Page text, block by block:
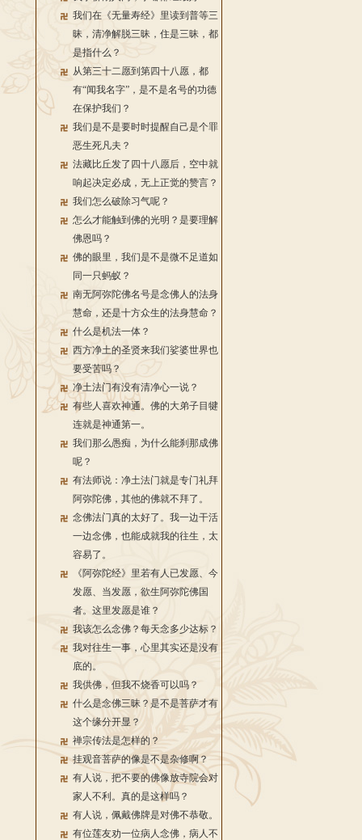
我们在《无量寿经》里读到普等三
昧，清净解脱三昧，住是三昧，都
是指什么？
从第三十二愿到第四十八愿，都
有“闻我名字”，是不是名号的功德
在保护我们？
我们是不是要时时提醒自己是个罪
恶生死凡夫？
法藏比丘发了四十八愿后，空中就
响起决定必成，无上正觉的赞言？
我们怎么破除习气呢？
怎么才能触到佛的光明？是要理解
佛恩吗？
佛的眼里，我们是不是微不足道如
同一只蚂蚁？
南无阿弥陀佛名号是念佛人的法身
慧命，还是十方众生的法身慧命？
什么是机法一体？
西方净土的圣贤来我们娑婆世界也
要受苦吗？
净土法门有没有清净心一说？
有些人喜欢神通。佛的大弟子目犍
连就是神通第一。
我们那么愚痴，为什么能刹那成佛
呢？
有法师说：净土法门就是专门礼拜
阿弥陀佛，其他的佛就不拜了。
念佛法门真的太好了。我一边干活
一边念佛，也能成就我的往生，太
容易了。
《阿弥陀经》里若有人已发愿、今
发愿、当发愿，欲生阿弥陀佛国
者。这里发愿是谁？
我该怎么念佛？每天念多少达标？
我对往生一事，心里其实还是没有
底的。
我供佛，但我不烧香可以吗？
什么是念佛三昧？是不是菩萨才有
这个缘分开显？
禅宗传法是怎样的？
挂观音菩萨的像是不是杂修啊？
有人说，把不要的佛像放寺院会对
家人不利。真的是这样吗？
有人说，佩戴佛牌是对佛不恭敬。
有位莲友劝一位病人念佛，病人不